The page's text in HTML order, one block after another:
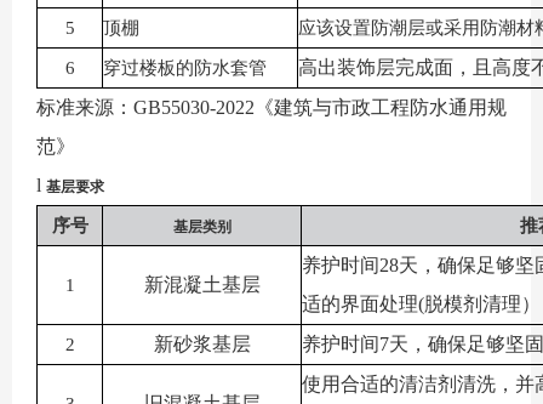
5 顶棚 应该设置防潮层或采用防潮材
6 穿过楼板的防水套管
高出装饰层完成面，且高度
标准来源： GB55030-2022《建筑与市政工程防水通用规
范》
l 基层要求
序号 基层类别 推
1 新混凝土基层
养护时间28天，确保足够
适的界面处理(脱模剂清理
2 新砂浆基层 养护时间7天，确保足够坚
使用合适的清洁剂清洗，并